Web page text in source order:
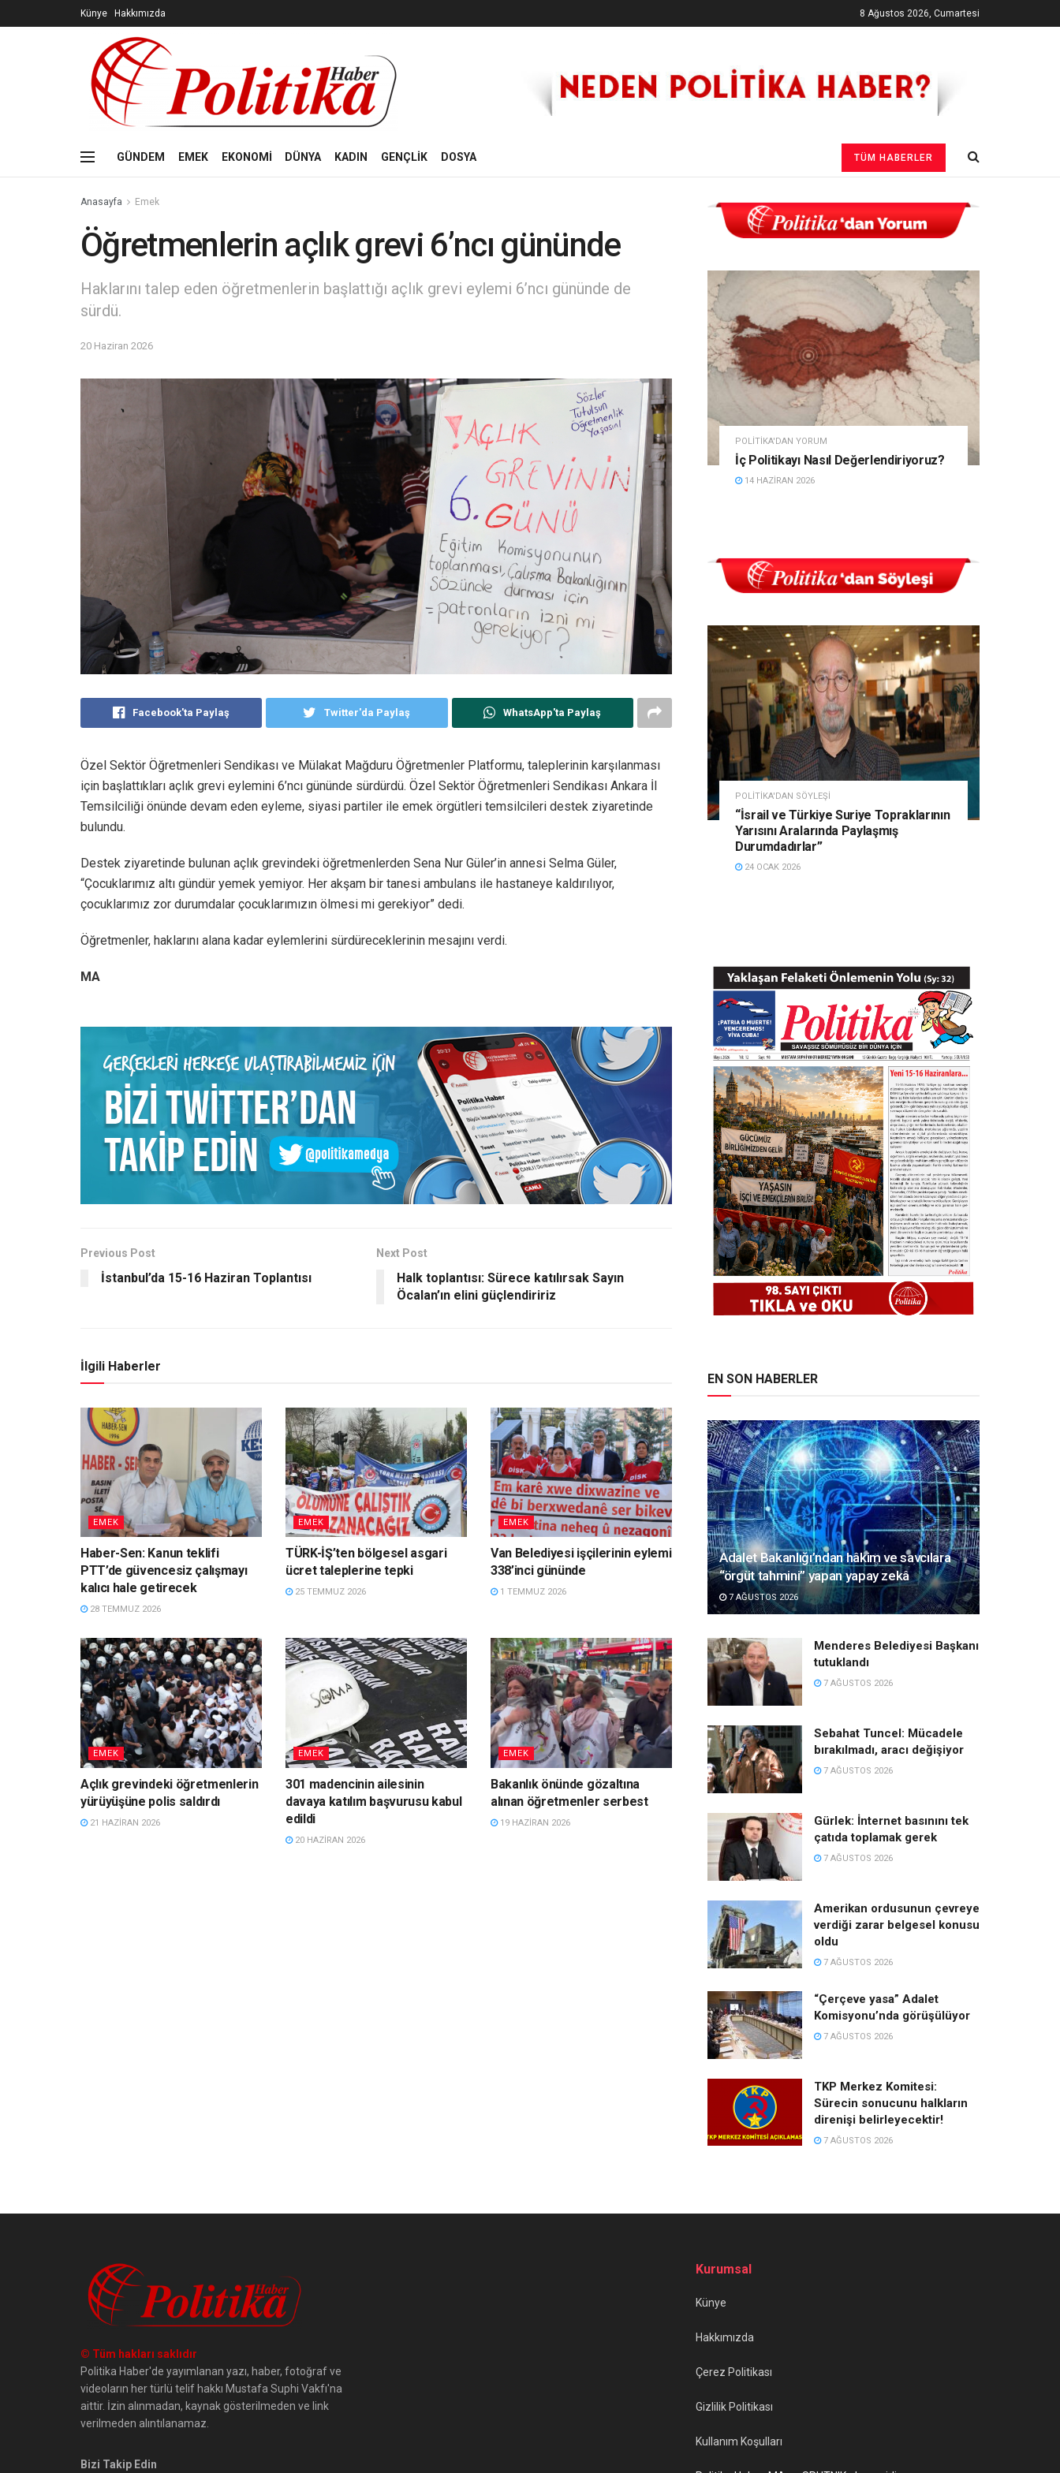
Künye Hakkımızda 8 Ağustos 2026, Cumartesi
GÜNDEM EMEK EKONOMİ DÜNYA KADIN GENÇLİK DOSYA TÜM HABERLER
Anasayfa Emek
Öğretmenlerin açlık grevi 6’ncı gününde
Haklarını talep eden öğretmenlerin başlattığı açlık grevi eylemi 6’ncı gününde de
sürdü.
20 Haziran 2026
Facebook'ta Paylaş Twitter'da Paylaş WhatsApp'ta Paylaş
Özel Sektör Öğretmenleri Sendikası ve Mülakat Mağduru Öğretmenler Platformu, taleplerinin karşılanması
için başlattıkları açlık grevi eylemini 6’ncı gününde sürdürdü. Özel Sektör Öğretmenleri Sendikası Ankara İl
Temsilciliği önünde devam eden eyleme, siyasi partiler ile emek örgütleri temsilcileri destek ziyaretinde
bulundu.
Destek ziyaretinde bulunan açlık grevindeki öğretmenlerden Sena Nur Güler’in annesi Selma Güler,
“Çocuklarımız altı gündür yemek yemiyor. Her akşam bir tanesi ambulans ile hastaneye kaldırılıyor,
çocuklarımız zor durumdalar çocuklarımızın ölmesi mi gerekiyor” dedi.
Öğretmenler, haklarını alana kadar eylemlerini sürdüreceklerinin mesajını verdi.
MA
Previous Post
İstanbul’da 15-16 Haziran Toplantısı
Next Post
Halk toplantısı: Sürece katılırsak Sayın
Öcalan’ın elini güçlendiririz
İlgili Haberler
EMEK
Haber-Sen: Kanun teklifi
PTT’de güvencesiz çalışmayı
kalıcı hale getirecek
28 TEMMUZ 2026
EMEK
TÜRK-İŞ’ten bölgesel asgari
ücret taleplerine tepki
25 TEMMUZ 2026
EMEK
Van Belediyesi işçilerinin eylemi
338’inci gününde
1 TEMMUZ 2026
EMEK
Açlık grevindeki öğretmenlerin
yürüyüşüne polis saldırdı
21 HAZIRAN 2026
EMEK
301 madencinin ailesinin
davaya katılım başvurusu kabul
edildi
20 HAZIRAN 2026
EMEK
Bakanlık önünde gözaltına
alınan öğretmenler serbest
19 HAZIRAN 2026
POLITIKA'DAN YORUM
İç Politikayı Nasıl Değerlendiriyoruz?
14 HAZIRAN 2026
POLITIKA'DAN SÖYLEŞI
“İsrail ve Türkiye Suriye Topraklarının
Yarısını Aralarında Paylaşmış
Durumdadırlar”
24 OCAK 2026
EN SON HABERLER
Adalet Bakanlığı’ndan hâkim ve savcılara
“örgüt tahmini” yapan yapay zekâ
7 AĞUSTOS 2026
Menderes Belediyesi Başkanı
tutuklandı
7 AĞUSTOS 2026
Sebahat Tuncel: Mücadele
bırakılmadı, aracı değişiyor
7 AĞUSTOS 2026
Gürlek: İnternet basınını tek
çatıda toplamak gerek
7 AĞUSTOS 2026
Amerikan ordusunun çevreye
verdiği zarar belgesel konusu
oldu
7 AĞUSTOS 2026
“Çerçeve yasa” Adalet
Komisyonu’nda görüşülüyor
7 AĞUSTOS 2026
TKP Merkez Komitesi:
Sürecin sonucunu halkların
direnişi belirleyecektir!
7 AĞUSTOS 2026
© Tüm hakları saklıdır
Politika Haber'de yayımlanan yazı, haber, fotoğraf ve
videoların her türlü telif hakkı Mustafa Suphi Vakfı'na
aittir. İzin alınmadan, kaynak gösterilmeden ve link
verilmeden alıntılanamaz.
Bizi Takip Edin
Kurumsal
Künye
Hakkımızda
Çerez Politikası
Gizlilik Politikası
Kullanım Koşulları